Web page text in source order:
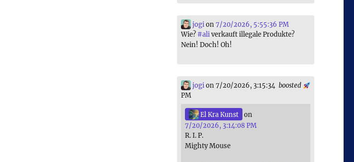
jogion7/20/2026, 5:55:36 PM
Wie? #aliverkauft illegale Produkte?
Nein! Doch! Oh!
boosted
jogion 7/20/2026, 3:15:34
PM
El Kra Kunst
on
7/20/2026, 3:14:08 PM
R. I. P.
Mighty Mouse